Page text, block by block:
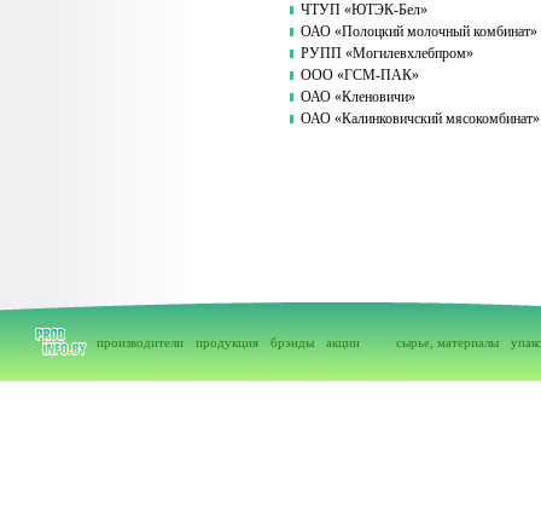
ЧТУП «ЮТЭК-Бел»
ОАО «Полоцкий молочный комбинат»
РУПП «Могилевхлебпром»
ООО «ГСМ-ПАК»
ОАО «Кленовичи»
ОАО «Калинковичский мясокомбинат»
производители продукция брэнды акции сырье, материалы